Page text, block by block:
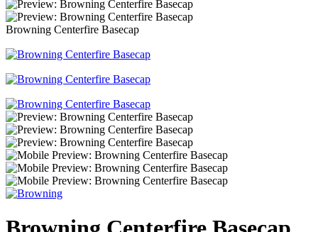
Browning Centerfire Basecap